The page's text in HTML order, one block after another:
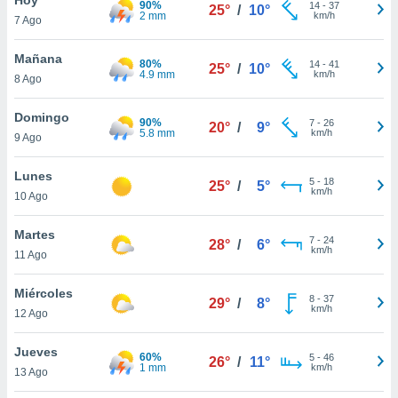
y
en
más
de
7 Ago
90%
2 mm
25° / 10° 14- 37
km/h
Mañana
8 Ago
80%
4.9 mm
25° / 10° 14- 41
km/h
Domingo
9 Ago
90%
5.8 mm
20° / 9° 7- 26
km/h
Lunes
10 Ago
25° / 5° 5- 18
km/h
Martes
11 Ago
28° / 6° 7- 24
km/h
Miércoles
12 Ago
29° / 8° 8- 37
km/h
Jueves
13 Ago
60%
1 mm
26° / 11° 5- 46
km/h